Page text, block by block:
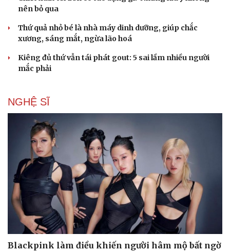
Du lịch
Tư vấn
Săn Tour
Podcast
Câu chuyện thời sự
nên bỏ qua
Thứ quả nhỏ bé là nhà máy dinh dưỡng, giúp chắc
xương, sáng mắt, ngừa lão hoá
Kiêng đủ thứ vẫn tái phát gout: 5 sai lầm nhiều người
mắc phải
NGHỆ SĨ
Blackpink làm điều khiến người hâm mộ bất ngờ